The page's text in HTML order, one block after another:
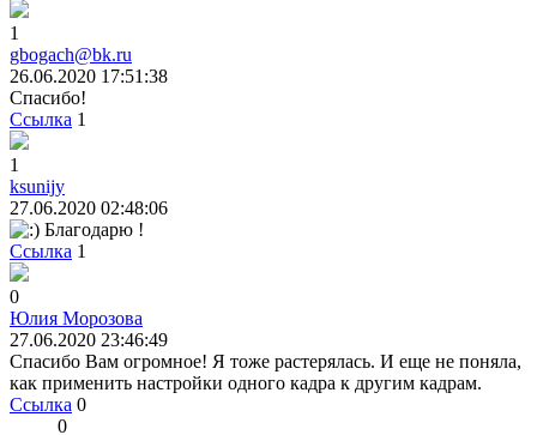
gbogach@bk.ru
26.06.2020 17:51:38
Спасибо!
Ссылка 1
ksunijy
27.06.2020 02:48:06
Благодарю !
Ссылка 1
Юлия Морозова
27.06.2020 23:46:49
Спасибо Вам огромное! Я тоже растерялась. И еще не поняла,
как применить настройки одного кадра к другим кадрам.
Ссылка 0